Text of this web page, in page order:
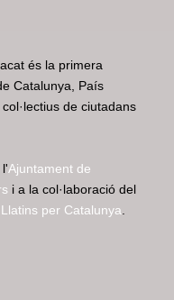
és la primera
Catalunya, País
de ciutadans
Ajuntament de
i a la col·laboració del
Llatins per Catalunya